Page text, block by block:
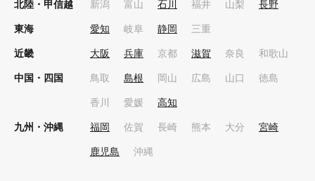
北陸・甲信越 新潟 富山 石川 福井 山梨 長野
東海 愛知 岐阜 静岡 三重
近畿 大阪 兵庫 京都 滋賀 奈良 和歌山
中国・四国 鳥取 島根 岡山 広島 山口 徳島
香川 愛媛 高知
九州・沖縄 福岡 佐賀 長崎 熊本 大分 宮崎
鹿児島 沖縄